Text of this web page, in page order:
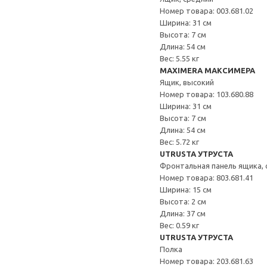
Номер товара: 003.681.02
Ширина: 31 см
Высота: 7 см
Длина: 54 см
Вес: 5.55 кг
MAXIMERA МАКСИМЕРА
Ящик, высокий
Номер товара: 103.680.88
Ширина: 31 см
Высота: 7 см
Длина: 54 см
Вес: 5.72 кг
UTRUSTA УТРУСТА
Фронтальная панель ящика,
Номер товара: 803.681.41
Ширина: 15 см
Высота: 2 см
Длина: 37 см
Вес: 0.59 кг
UTRUSTA УТРУСТА
Полка
Номер товара: 203.681.63